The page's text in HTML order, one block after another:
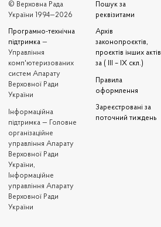
© Верховна Рада
України 1994—2026
Програмно-технічна
підтримка —
Управління
комп'ютеризованих
систем Апарату
Верховної Ради
України
Iнформаційна
підтримка — Головне
організаційне
управління Апарату
Верховної Ради
України,
Інформаційне
управління Апарату
Верховної Ради
України
Пошук за
реквізитами
Архів
законопроєктів,
проєктів інших актів
за ( III – IX скл.)
Правила
оформлення
Зареєстровані за
поточний тиждень